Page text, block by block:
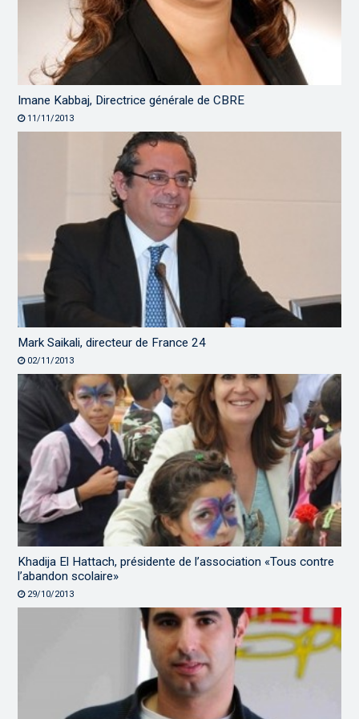
Imane Kabbaj, Directrice générale de CBRE
11/11/2013
Mark Saikali, directeur de France 24
02/11/2013
Khadija El Hattach, présidente de l’association «Tous contre
l’abandon scolaire»
29/10/2013